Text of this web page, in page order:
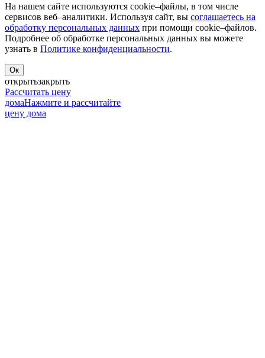
На нашем сайте используются cookie–файлы, в том числе
сервисов веб–аналитики. Используя сайт, вы соглашаетесь на
обработку персональных данных при помощи cookie–файлов.
Подробнее об обработке персональных данных вы можете
узнать в Политике конфиденциальности.
Ок
открытьзакрыть
Рассчитать цену
домаНажмите и рассчитайте
цену дома